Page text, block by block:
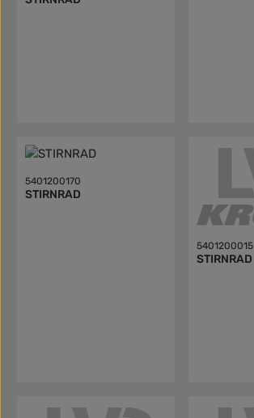
5401200170
STIRNRAD
5401200015
STIRNRAD